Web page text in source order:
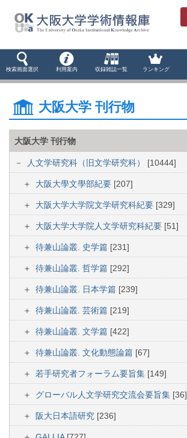
検索画面選択 利用案内 収録雑誌一覧 ランキング
大阪大学 刊行物
大阪大学 刊行物
人文学研究科（旧文学研究科） [10444]
大阪大學文學部紀要 [207]
大阪大学大学院文学研究科紀要 [329]
大阪大学大学院人文学研究科紀要 [51]
待兼山論叢. 史学篇 [231]
待兼山論叢. 哲学篇 [292]
待兼山論叢. 日本学篇 [239]
待兼山論叢. 芸術篇 [219]
待兼山論叢. 文学篇 [422]
待兼山論叢. 文化動態論篇 [67]
若手研究者フォーラム要旨集 [149]
グローバル人文学研究交流会要旨集 [36]
阪大日本語研究 [236]